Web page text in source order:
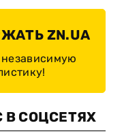
ZN.UA
В СОЦСЕТЯХ